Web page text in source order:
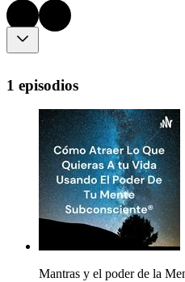
1 episodios
Mantras y el poder de la